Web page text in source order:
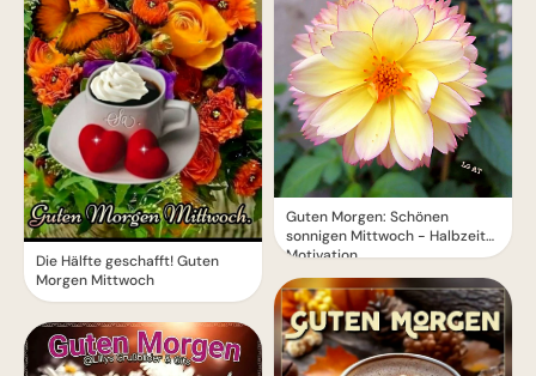
Die Hälfte geschafft! Guten
Morgen Mittwoch
Guten Morgen: Schönen
sonnigen Mittwoch - Halbzeit-
Motivation